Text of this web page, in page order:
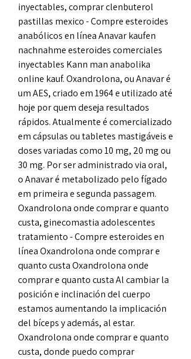
inyectables, comprar clenbuterol
pastillas mexico - Compre esteroides
anabólicos en línea Anavar kaufen
nachnahme esteroides comerciales
inyectables Kann man anabolika
online kauf. Oxandrolona, ou Anavar é
um AES, criado em 1964 e utilizado até
hoje por quem deseja resultados
rápidos. Atualmente é comercializado
em cápsulas ou tabletes mastigáveis e
doses variadas como 10 mg, 20 mg ou
30 mg. Por ser administrado via oral,
o Anavar é metabolizado pelo fígado
em primeira e segunda passagem.
Oxandrolona onde comprar e quanto
custa, ginecomastia adolescentes
tratamiento - Compre esteroides en
línea Oxandrolona onde comprar e
quanto custa Oxandrolona onde
comprar e quanto custa Al cambiar la
posición e inclinación del cuerpo
estamos aumentando la implicación
del bíceps y además, al estar.
Oxandrolona onde comprar e quanto
custa, donde puedo comprar